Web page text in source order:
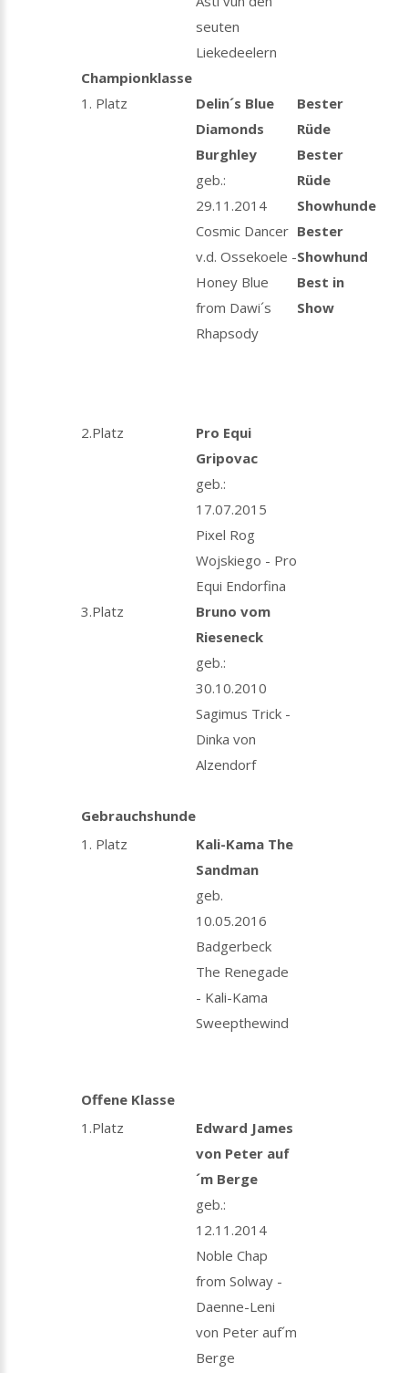
seuten
Liekedeelern
Championklasse
1. Platz
Delin´s Blue
Diamonds
Burghley
geb.:
29.11.2014
Cosmic Dancer
v.d. Ossekoele -
Honey Blue
from Dawi´s
Rhapsody
Bester
Rüde
Bester
Rüde
Showhunde
Bester
Showhund
Best in
Show
2.Platz
Pro Equi
Gripovac
geb.:
17.07.2015
Pixel Rog
Wojskiego - Pro
Equi Endorfina
3.Platz
Bruno vom
Rieseneck
geb.:
30.10.2010
Sagimus Trick -
Dinka von
Alzendorf
Gebrauchshunde
1. Platz
Kali-Kama The
Sandman
geb.
10.05.2016
Badgerbeck
The Renegade
- Kali-Kama
Sweepthewind
Offene Klasse
1.Platz
Edward James
von Peter auf
´m Berge
geb.:
12.11.2014
Noble Chap
from Solway -
Daenne-Leni
von Peter auf´m
Berge